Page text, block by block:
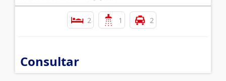
2 1 2
Consultar